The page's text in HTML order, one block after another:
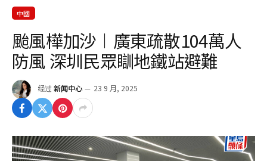
中國
颱風樺加沙︱廣東疏散104萬人
防風 深圳民眾瞓地鐵站避難
经过 新闻中心 23 9 月, 2025